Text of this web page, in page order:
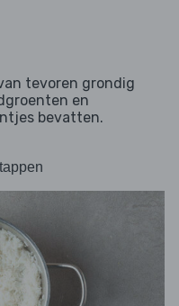
tevoren grondig
en
bevatten.